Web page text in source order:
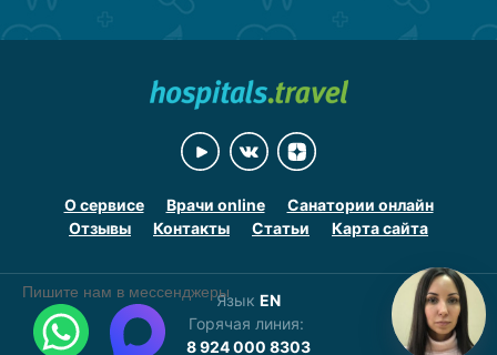
О сервисе Врачи online
Санатории онлайн
Отзывы
Контакты Статьи Карта сайта
Язык EN
Горячая линия:
8 924 000 8303
Пишите нам в мессенджеры